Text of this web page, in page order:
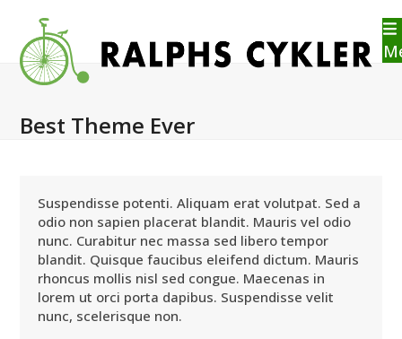
content
Best Theme Ever
Suspendisse potenti. Aliquam erat volutpat. Sed a
odio non sapien placerat blandit. Mauris vel odio
nunc. Curabitur nec massa sed libero tempor
blandit. Quisque faucibus eleifend dictum. Mauris
rhoncus mollis nisl sed congue. Maecenas in
lorem ut orci porta dapibus. Suspendisse velit
nunc, scelerisque non.